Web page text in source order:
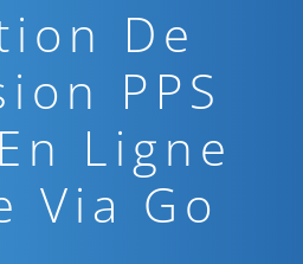
De
PPS
Ligne
Via Go